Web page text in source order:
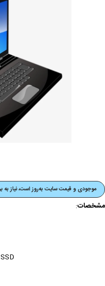
موجودی و قیمت‌ سایت به‌روز است، نیاز
مشخصات: